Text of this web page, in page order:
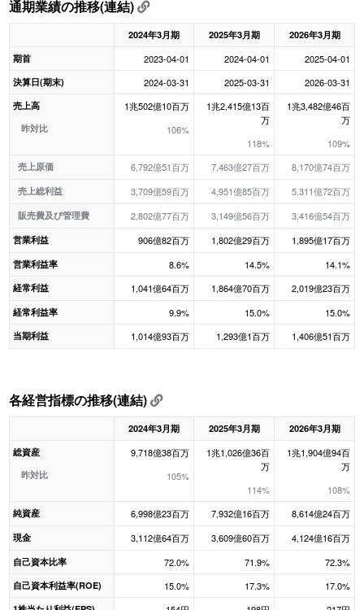
通期業績の推移(連結)
2024年3月期 2025年3月期
2026年3月期
期首
2023-04-01 2024-04-01 2025-04-01
決算日(期末) 2024-03-31 2025-03-31 2026-03-31
売上高
昨対比
1兆502億10百万
106%
1兆2,415億13百
万
118%
1兆3,482億46百
万
109%
売上原価 6,792億51百万 7,463億27百万 8,170億74百万
売上総利益 3,709億59百万 4,951億85百万 5,311億72百万
販売費及び管理費 2,802億77百万 3,149億56百万 3,416億54百万
営業利益 906億82百万 1,802億29百万 1,895億17百万
営業利益率 8.6% 14.5% 14.1%
経常利益 1,041億64百万 1,864億70百万 2,019億23百万
経常利益率 9.9% 15.0% 15.0%
当期利益 1,014億93百万 1,293億1百万 1,406億51百万
各経営指標の推移(連結)
2024年3月期 2025年3月期
2026年3月期
総資産
昨対比
9,718億38百万
105%
1兆1,026億36百
万
114%
1兆1,904億94百
万
108%
純資産 6,998億23百万 7,932億16百万 8,614億24百万
現金 3,112億64百万 3,609億60百万 4,124億16百万
自己資本比率 72.0% 71.9% 72.3%
自己資本利益率(ROE) 15.0% 17.3% 17.0%